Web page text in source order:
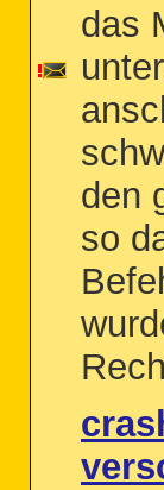
das
den
so